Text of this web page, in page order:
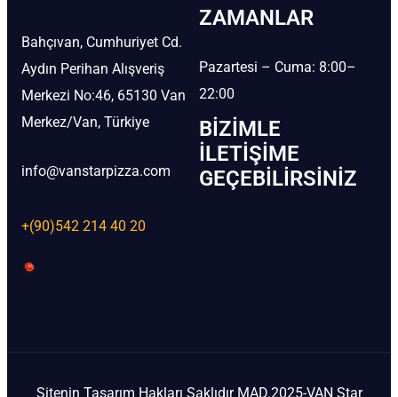
Bahçıvan, Cumhuriyet Cd.
Aydın Perihan Alışveriş
Merkezi No:46, 65130 Van
Merkez/Van, Türkiye
info@vanstarpizza.com
+(90)542 214 40 20
ZAMANLAR
Pazartesi – Cuma: 8:00–
22:00
BIZIMLE
İLETIŞIME
GEÇEBILIRSINIZ
Sitenin Tasarım Hakları Saklıdır MAD.2025-VAN Star